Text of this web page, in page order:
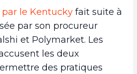
par le Kentucky fait suite à
par son procureur
et Polymarket. Les
les deux
des pratiques